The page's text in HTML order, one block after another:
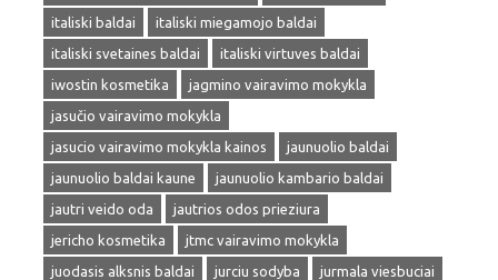
italiski baldai
italiski miegamojo baldai
italiski svetaines baldai
italiski virtuves baldai
iwostin kosmetika
jagmino vairavimo mokykla
jasučio vairavimo mokykla
jasucio vairavimo mokykla kainos
jaunuolio baldai
jaunuolio baldai kaune
jaunuolio kambario baldai
jautri veido oda
jautrios odos prieziura
jericho kosmetika
jtmc vairavimo mokykla
juodasis alksnis baldai
jurciu sodyba
jurmala viesbuciai